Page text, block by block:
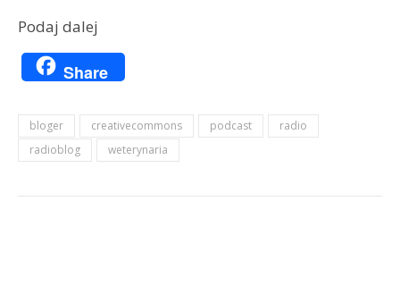
Podaj dalej
Share
bloger creativecommons podcast
radio
radioblog
weterynaria